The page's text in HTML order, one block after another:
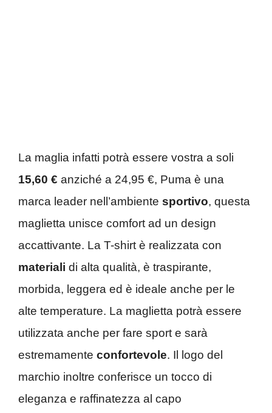
La maglia infatti potrà essere vostra a soli
15,60 € anziché a 24,95 €, Puma è una
marca leader nell’ambiente sportivo, questa
maglietta unisce comfort ad un design
accattivante. La T-shirt è realizzata con
materiali di alta qualità, è traspirante,
morbida, leggera ed è ideale anche per le
alte temperature. La maglietta potrà essere
utilizzata anche per fare sport e sarà
estremamente confortevole. Il logo del
marchio inoltre conferisce un tocco di
eleganza e raffinatezza al capo